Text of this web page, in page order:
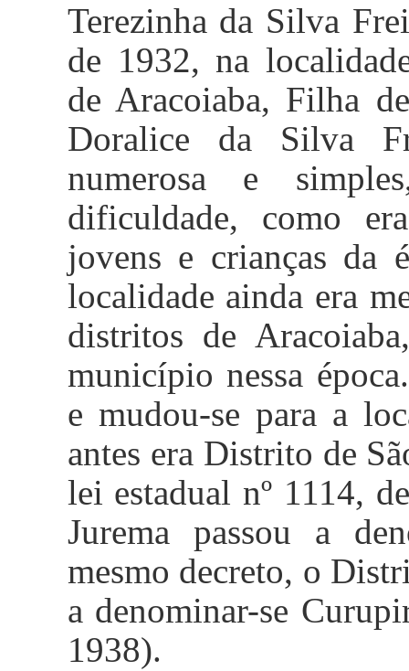
Terezinha da Silva
de 1932, na
de Aracoiaba, Filha
Doralice da Silva
numerosa e simples
dificuldade, como
jovens e crianças da
localidade ainda era
distritos de Aracoiaba
município nessa
e mudou-se para a
antes era Distrito de
lei estadual nº 1114,
Jurema passou a
mesmo decreto, o
a denominar-se
1938).